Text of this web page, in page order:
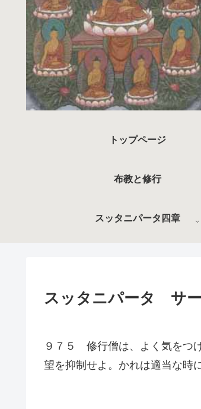
トップページ
布教と修行
スッタニパータ四章
スッタニパータ サ
９７５ 修行僧は、よく気をつ
望を抑制せよ。かれは適当な時